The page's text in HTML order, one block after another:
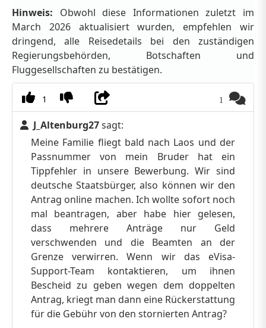
Hinweis: Obwohl diese Informationen zuletzt im
March 2026 aktualisiert wurden, empfehlen wir
dringend, alle Reisedetails bei den zuständigen
Regierungsbehörden, Botschaften und
Fluggesellschaften zu bestätigen.
1 1
J_Altenburg27sagt:
Meine Familie fliegt bald nach Laos und der
Passnummer von mein Bruder hat ein
Tippfehler in unsere Bewerbung. Wir sind
deutsche Staatsbürger, also können wir den
Antrag online machen. Ich wollte sofort noch
mal beantragen, aber habe hier gelesen,
dass mehrere Anträge nur Geld
verschwenden und die Beamten an der
Grenze verwirren. Wenn wir das eVisa-
Support-Team kontaktieren, um ihnen
Bescheid zu geben wegen dem doppelten
Antrag, kriegt man dann eine Rückerstattung
für die Gebühr von den stornierten Antrag?